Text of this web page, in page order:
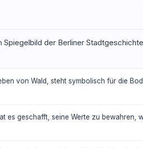
der Berliner
von Wald, steht symbolisch für die
es geschafft, seine Werte zu bewahren,